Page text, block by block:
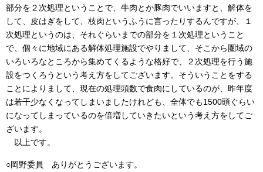
部分を２次処理ということで、牛肉とか豚肉でいいますと、解体を
して、皮はぎをして、枝肉というふうに言ったりするんですが、１
次処理というのは、それぐらいまでの部分を１次処理ということ
で、個々に地域にある解体処理施設でやりまして、そこから圏域の
いろいろなところから集めてくるような格好で、２次処理を行う施
設をつくろうという考え方をしてございます。そういうことをする
ことによりまして、現在の処理頭数で食肉にしているのが、昨年度
は若干少なくなってしまいましたけれども、全体でも1500頭ぐらい
になってしまっているのを倍増していきたいという考え方をしてご
ざいます。
以上です。
○岡野委員 ありがとうございます。